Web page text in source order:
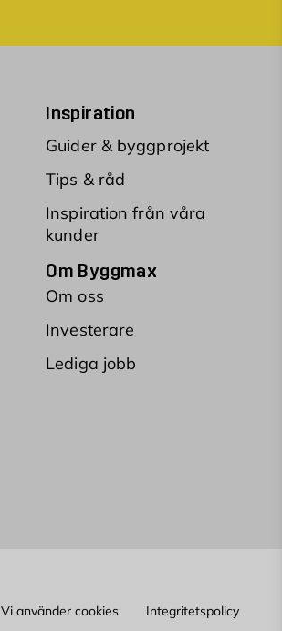
Inspiration
Guider & byggprojekt
Tips & råd
Inspiration från våra
kunder
Om Byggmax
Om oss
Investerare
Lediga jobb
Vi använder cookies Integritetspolicy